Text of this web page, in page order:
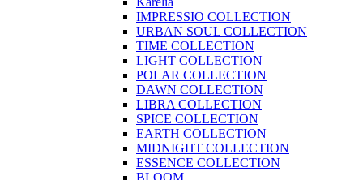
IMPRESSIO COLLECTION
URBAN SOUL COLLECTION
TIME COLLECTION
LIGHT COLLECTION
POLAR COLLECTION
DAWN COLLECTION
LIBRA COLLECTION
SPICE COLLECTION
EARTH COLLECTION
MIDNIGHT COLLECTION
ESSENCE COLLECTION
BLOOM